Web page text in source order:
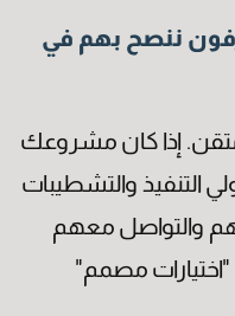
ننصح بهم في
متقن. إذا كان مشروعك
التنفيذ والتشطيبات
والتواصل معهم
مصمم"